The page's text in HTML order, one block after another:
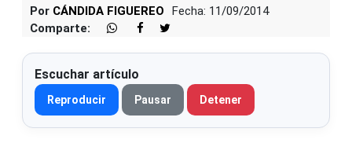
Por CÁNDIDA FIGUEREO
Fecha: 11/09/2014
Comparte:
Escuchar artículo
Reproducir Pausar Detener